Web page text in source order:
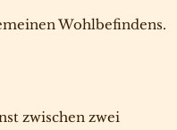
Wohlbefindens.
zwischen zwei